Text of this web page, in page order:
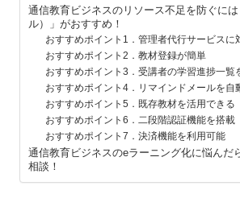
通信教育ビジネスのリソース不足を防ぐに
ル）」がおすすめ！
おすすめポイント1．管理者代行サービスに
おすすめポイント2．教材登録が簡単
おすすめポイント3．受講者の学習進捗一覧
おすすめポイント4．リマインドメールを自
おすすめポイント5．既存教材を活用できる
おすすめポイント6．二段階認証機能を搭載
おすすめポイント7．決済機能を利用可能
通信教育ビジネスのeラーニング化に悩んだ
相談！